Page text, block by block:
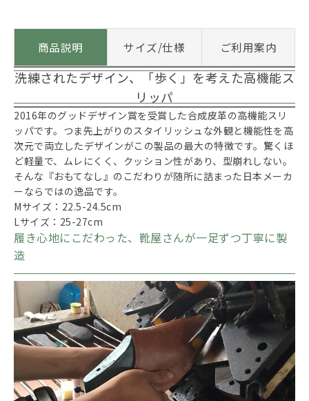
商品説明 サイズ/仕様 ご利用案内
洗練されたデザイン、「歩く」を考えた高機能ス
リッパ
2016年のグッドデザイン賞を受賞した合成皮革の高機能スリ
ッパです。つま先上がりのスタイリッシュな外観と機能性を高
次元で両立したデザインがこの製品の最大の特徴です。驚くほ
ど軽量で、ムレにくく、クッション性があり、型崩れしない。
そんな『おもてなし』のこだわりが随所に詰まった日本メーカ
ーならではの逸品です。
Mサイズ：22.5-24.5cm
Lサイズ：25-27cm
履き心地にこだわった、靴屋さんが一足ずつ丁寧に製
造